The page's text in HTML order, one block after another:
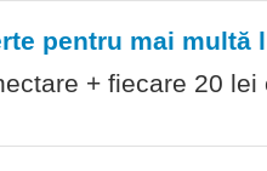
pentru mai multă
+ fiecare 20